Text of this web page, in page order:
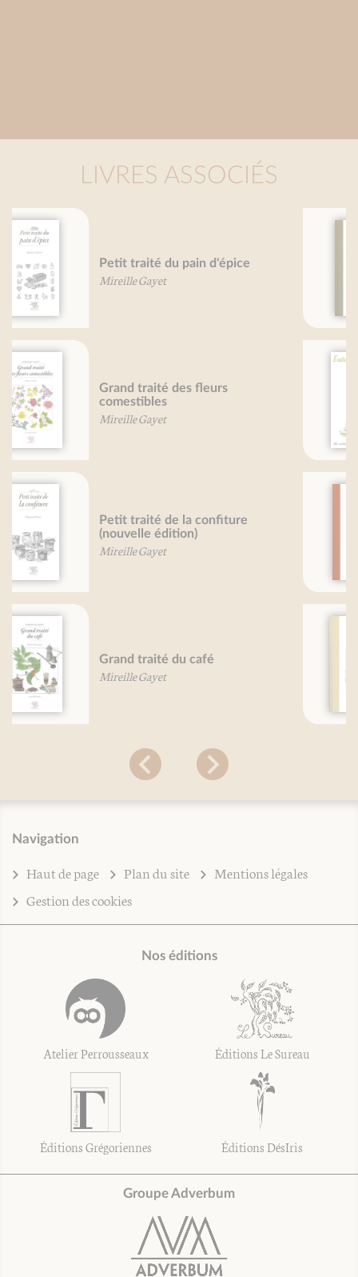
LIVRES ASSOCIÉS
Petit traité des petits-farcis
Mireille Gayet
Endives, je vous aime...
Béatrice Vigot-Lagandré
Petit traité de la pizza
Valérie Gaudant
Olivier Gaudant
Grand traité des céréales
Mireille Gayet
Navigation
Haut de page Plan du site
Mentions légales
Gestion des cookies
Nos éditions
Atelier Perrousseaux Éditions Le Sureau
Éditions Grégoriennes Éditions DésIris
Groupe Adverbum